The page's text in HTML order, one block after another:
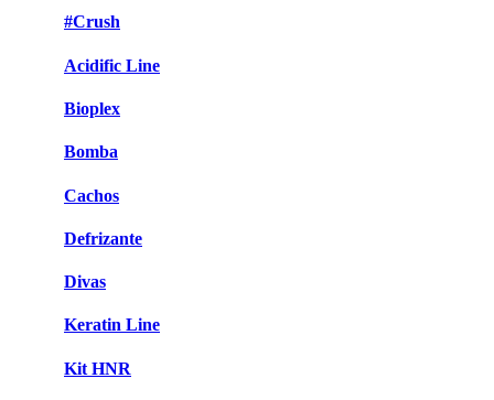
#Crush
Acidific Line
Bioplex
Bomba
Cachos
Defrizante
Divas
Keratin Line
Kit HNR